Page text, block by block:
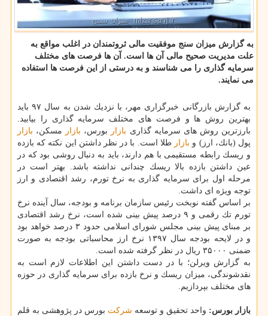
به گزارش میزان سنج موفقیت مالی ثروتمندان در اغلب مواقع به
علت مدیریت صحیح مالی آن ها است. آن ها فرصت های مختلف
سرمایه گذاری را می شناسند و به درستی از این فرصت ها استفاده
می نمایند.
به گزارش بازرگانی خبرگزاری مهر، با نزدیك شدن به سال ۹۷ باید
بهترین روش ها و فرصت های مختلف سرمایه گذاری را بیابید.
بارزترین روش های سرمایه گذاری بازار بورس، بازار مسكن، بازار
پول (بانك، ارز) و بازار طلا است. با در نظر داشتن این نكته كه بازده
و ریسك رابطه مستقیمی با هم دارند، باید به دنبال روشی بود كه در
عین داشتن بازده بالا ریسك چندانی نداشته باشد. بهتر است در
مرحله اول برای سرمایه گذاری به نرخ تورم، رشد اقتصادی و ارز
توجه ویژه ای داشت.
بر اساس گفته نوبخت رئیس سازمان برنامه و بودجه، سال آینده نرخ
تورم تك رقمی و ۹ درصد پیش بینی شده است، نرخ رشد اقتصادی
بر مبنای پیش بینی مجلس شورای اسلامی حدود ۳ درصد خواهد بود
و در لایحه بودجه سال ۱۳۹۷ نرخ ارز محاسباتی بودجه به صورت
ضمنی ۳۵۰۰۰ ریال در نظر گرفته شده است.
به گزارش ویرلن؛ با در دست داشتن این اطلاعات لازم است به
نقدشوندگی، میزان ریسك و نرخ بازده برای سرمایه گذاری در حوزه
های مختلف بپردازیم.
بازار بورس: واحد تحقیق و توسعه شركت بورس در پژوهشی به قلم